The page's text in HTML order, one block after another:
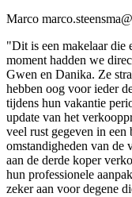
Marco
"Dit is een makelaar die
moment hadden we
Gwen en Danika. Ze
hebben oog voor ieder
tijdens hun vakantie
update van het
veel rust gegeven in
omstandigheden van de
aan de derde koper
hun professionele
zeker aan voor degene